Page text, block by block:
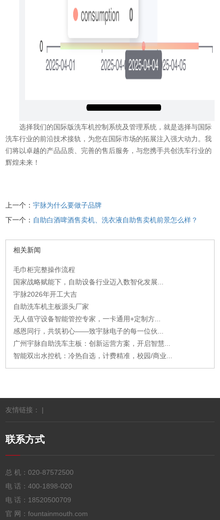
选择我们的国际版洗车机控制系统及管理系统，就是选择与国际
洗车行业的前沿技术接轨，为您在国际市场的拓展注入强大动力。我
们将以卓越的产品品质、完善的售后服务，与您携手共创洗车行业的
辉煌未来！
上一个：宇脉为什么要做子品牌
下一个： 自助白酒啤酒售卖机、洗衣液自助售卖机前景怎么样？
相关新闻
毛巾柜完整操作流程
国家战略赋能下，自助设备行业迈入数智化发展...
宇脉2026年开工大吉
自助洗车机主板源头厂家
无人值守设备智能管控专家，一卡通用+定制方...
感恩同行，共筑初心——致宇脉电子的每一位伙...
广州宇脉自助洗车主板：创新运营方案，开启智慧...
智能双出水控机：冷热自选，计费精准，校园/商业...
友情链接： |
联系方式
总 机：020-87572500
电 话：400-1898-020
电 话： 18520500709
官 网：fountainmouth.com